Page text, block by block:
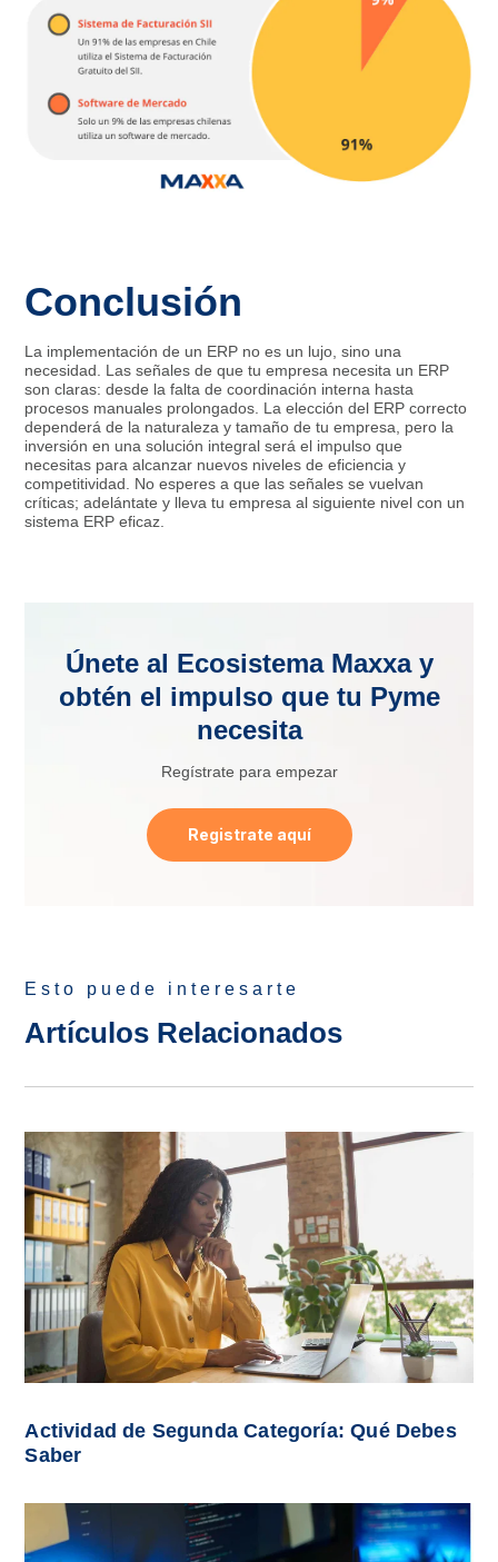
Conclusión
La implementación de un ERP no es un lujo, sino una
necesidad. Las señales de que tu empresa necesita un ERP
son claras: desde la falta de coordinación interna hasta
procesos manuales prolongados. La elección del ERP correcto
dependerá de la naturaleza y tamaño de tu empresa, pero la
inversión en una solución integral será el impulso que
necesitas para alcanzar nuevos niveles de eficiencia y
competitividad. No esperes a que las señales se vuelvan
críticas; adelántate y lleva tu empresa al siguiente nivel con un
sistema ERP eficaz.
Únete al Ecosistema Maxxa y
obtén el impulso que tu Pyme
necesita
Regístrate para empezar
Registrate aquí
Esto puede interesarte
Artículos Relacionados
Actividad de Segunda Categoría: Qué Debes
Saber